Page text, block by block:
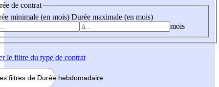
de contrat
minimale (en mois) Durée maximale (en mois)
mois
le filtre du type de contrat
filtres de Durée hebdomadaire